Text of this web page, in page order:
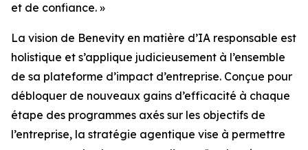
et de confiance. »
La vision de Benevity en matière d’IA responsable est
holistique et s’applique judicieusement à l’ensemble
de sa plateforme d’impact d’entreprise. Conçue pour
débloquer de nouveaux gains d’efficacité à chaque
étape des programmes axés sur les objectifs de
l’entreprise, la stratégie agentique vise à permettre